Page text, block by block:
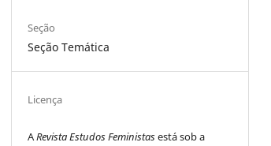
Seção
Seção Temática
Licença
ARevista Estudos Feministasestá sob a